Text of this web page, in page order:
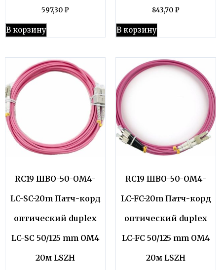
597,30 ₽
В корзину
843,70 ₽
В корзину
RC19 ШВО-50-OM4-
LC-SC-20m Патч-корд
оптический duplex
LC-SC 50/125 mm OM4
20м LSZH
RC19 ШВО-50-OM4-
LC-FC-20m Патч-корд
оптический duplex
LC-FC 50/125 mm OM4
20м LSZH